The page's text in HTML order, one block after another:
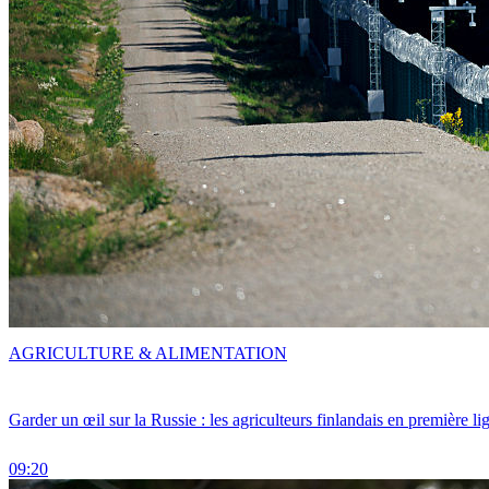
Garder un œil sur la Russie : les agriculteurs finlandais en première
09:20
AGRICULTURE & ALIMENTATION